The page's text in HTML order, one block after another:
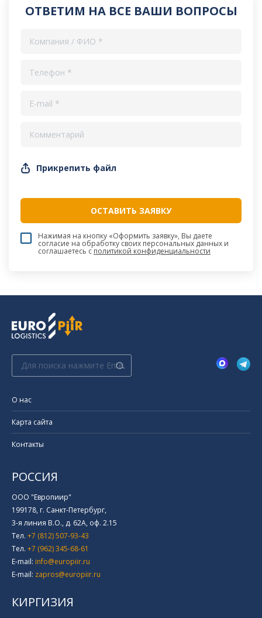
ОТВЕТИМ НА ВСЕ ВАШИ ВОПРОСЫ
Прикрепить файл
Нажимая на кнопку «Оформить заявку», Вы даете
согласие на обработку своих персональных данных и
соглашаетесь cполитикой конфиденциальности
Поиск:
РОССИЯ
ООО "Европиир"
199178, г. Санкт-Петербург,
3-я линия В.О., д. 62А, оф. 2.15
Тел. +7 (812) 507-93-43
Тел. +7 (962) 345-68-61
E-mail: info@europiir.ru
E-mail: zapros@europiir.ru
КИРГИЗИЯ
О нас
Карта сайта
Контакты